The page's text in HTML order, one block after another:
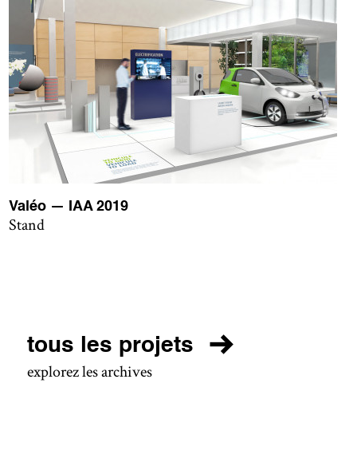
Valéo — IAA 2019
Stand
tous les projets
explorez les archives